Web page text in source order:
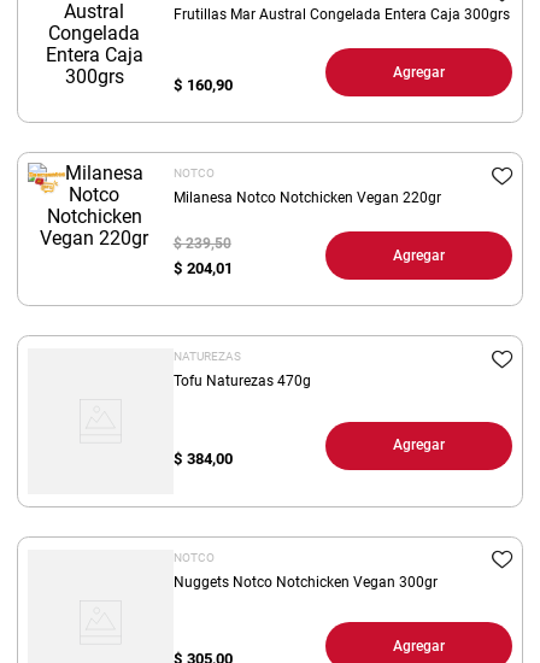
Frutillas Mar Austral Congelada Entera Caja 300grs
$ 160,90
Agregar
NOTCO
Milanesa Notco Notchicken Vegan 220gr
$ 204,01
$ 239,50
Agregar
NATUREZAS
Tofu Naturezas 470g
$ 384,00
Agregar
NOTCO
Nuggets Notco Notchicken Vegan 300gr
$ 305,00
Agregar
5. pollo
. bondiola
. fideos